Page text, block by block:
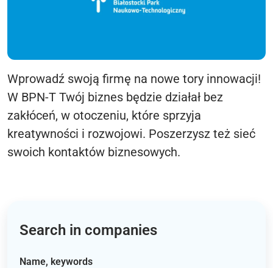
Wprowadź swoją firmę na nowe tory innowacji!
W BPN-T Twój biznes będzie działał bez
zakłóceń, w otoczeniu, które sprzyja
kreatywności i rozwojowi. Poszerzysz też sieć
swoich kontaktów biznesowych.
Search in companies
Name, keywords